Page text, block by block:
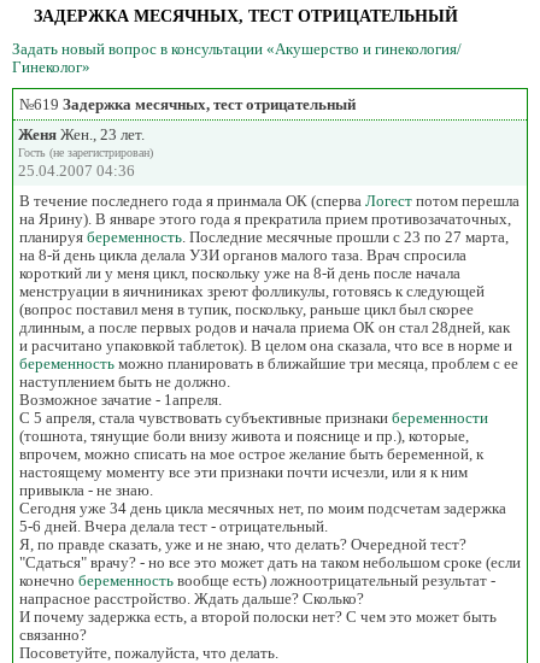
ЗАДЕРЖКА МЕСЯЧНЫХ, ТЕСТ ОТРИЦАТЕЛЬНЫЙ
Задать новый вопрос в консультации «Акушерство и гинекология/
Гинеколог»
№619 Задержка месячных, тест отрицательный
Женя Жен., 23 лет.
Гость (не зарегистрирован)
25.04.2007 04:36
В течение последнего года я принмала ОК (сперва Логест потом перешла
на Ярину). В январе этого года я прекратила прием противозачаточных,
планируя беременность . Последние месячные прошли с 23 по 27 марта,
на 8-й день цикла делала УЗИ органов малого таза. Врач спросила
короткий ли у меня цикл, поскольку уже на 8-й день после начала
менструации в яичниниках зреют фолликулы, готовясь к следующей
(вопрос поставил меня в тупик, поскольку, раньше цикл был скорее
длинным, а после первых родов и начала приема ОК он стал 28дней, как
и расчитано упаковкой таблеток). В целом она сказала, что все в норме и
беременность можно планировать в ближайшие три месяца, проблем с ее
наступлением быть не должно.
Возможное зачатие - 1апреля.
С 5 апреля, стала чувствовать субъективные признаки беременности
(тошнота, тянущие боли внизу живота и пояснице и пр.), которые,
впрочем, можно списать на мое острое желание быть беременной, к
настоящему моменту все эти признаки почти исчезли, или я к ним
привыкла - не знаю.
Сегодня уже 34 день цикла месячных нет, по моим подсчетам задержка
5-6 дней. Вчера делала тест - отрицательный.
Я, по правде сказать, уже и не знаю, что делать? Очередной тест?
"Сдаться" врачу? - но все это может дать на таком небольшом сроке (если
конечно беременность вообще есть) ложноотрицательный результат -
напрасное расстройство. Ждать дальше? Сколько?
И почему задержка есть, а второй полоски нет? С чем это может быть
связанно?
Посоветуйте, пожалуйста, что делать.